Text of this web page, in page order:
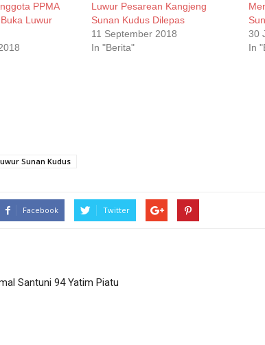
PPMA
Luwur
Luwur Pesarean Kangjeng
Sunan Kudus Dilepas
11 September 2018
In "Berita"
30
In
Sunan Kudus
Facebook Twitter
Santuni 94 Yatim Piatu